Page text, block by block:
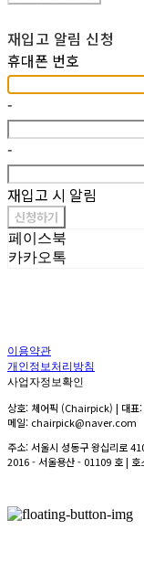
재입고 알림 신청
휴대폰 번호
-
-
재입고 시 알림
신청하기
페이스북
카카오톡
이용약관
개인정보처리방침
사업자정보확인
상호: 체어픽 (Chairpick) | 대표:
메일: chairpick@naver.com
주소: 서울시 성동구 왕십리로
2016 - 서울용산 - 01109 호| 호